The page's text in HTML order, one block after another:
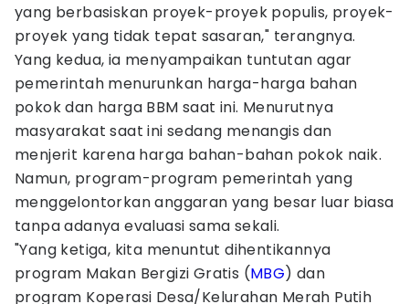
yang berbasiskan proyek-proyek populis, proyek-
proyek yang tidak tepat sasaran," terangnya.
Yang kedua, ia menyampaikan tuntutan agar
pemerintah menurunkan harga-harga bahan
pokok dan harga BBM saat ini. Menurutnya
masyarakat saat ini sedang menangis dan
menjerit karena harga bahan-bahan pokok naik.
Namun, program-program pemerintah yang
menggelontorkan anggaran yang besar luar biasa
tanpa adanya evaluasi sama sekali.
"Yang ketiga, kita menuntut dihentikannya
program Makan Bergizi Gratis (MBG) dan
program Koperasi Desa/Kelurahan Merah Putih